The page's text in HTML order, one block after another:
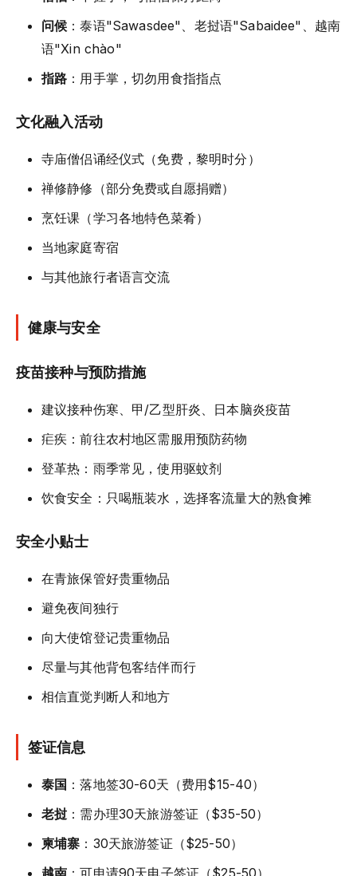
问候 ：泰语"Sawasdee"、老挝语"Sabaidee"、越南
语"Xin chào"
指路 ：用手掌，切勿用食指指点
文化融入活动
寺庙僧侣诵经仪式（免费，黎明时分）
禅修静修（部分免费或自愿捐赠）
烹饪课（学习各地特色菜肴）
当地家庭寄宿
与其他旅行者语言交流
健康与安全
疫苗接种与预防措施
建议接种伤寒、甲/乙型肝炎、日本脑炎疫苗
疟疾：前往农村地区需服用预防药物
登革热：雨季常见，使用驱蚊剂
饮食安全：只喝瓶装水，选择客流量大的熟食摊
安全小贴士
在青旅保管好贵重物品
避免夜间独行
向大使馆登记贵重物品
尽量与其他背包客结伴而行
相信直觉判断人和地方
签证信息
泰国 ：落地签30-60天（费用$15-40）
老挝 ：需办理30天旅游签证（$35-50）
柬埔寨 ：30天旅游签证（$25-50）